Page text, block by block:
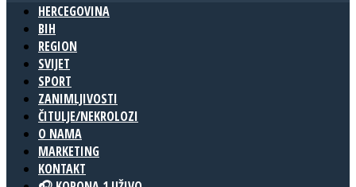
HERCEGOVINA
BIH
REGION
SVIJET
SPORT
ZANIMLJIVOSTI
ČITULJE/NEKROLOZI
O NAMA
MARKETING
KONTAKT